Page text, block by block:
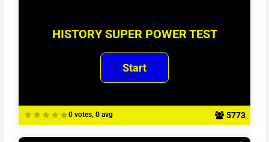
0 votes, 0 avg 5773
HISTORY SUPER POWER TEST